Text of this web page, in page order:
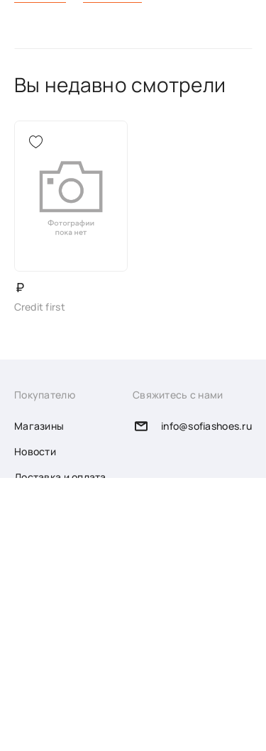
Вы недавно смотрели
₽
Credit first
Покупателю
Магазины
Новости
Доставка и оплата
Свяжитесь с нами
info@sofiashoes.ru